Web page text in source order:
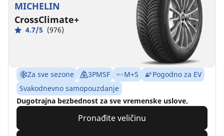
MICHELIN
CrossClimate+
4.7/5 (976)
Za sve sezone 3PMSF M+S
Pogodno za EV
Svakodnevno samopouzdanje
Dugotrajna bezbednost za sve vremenske uslove.
Pronađite veličinu